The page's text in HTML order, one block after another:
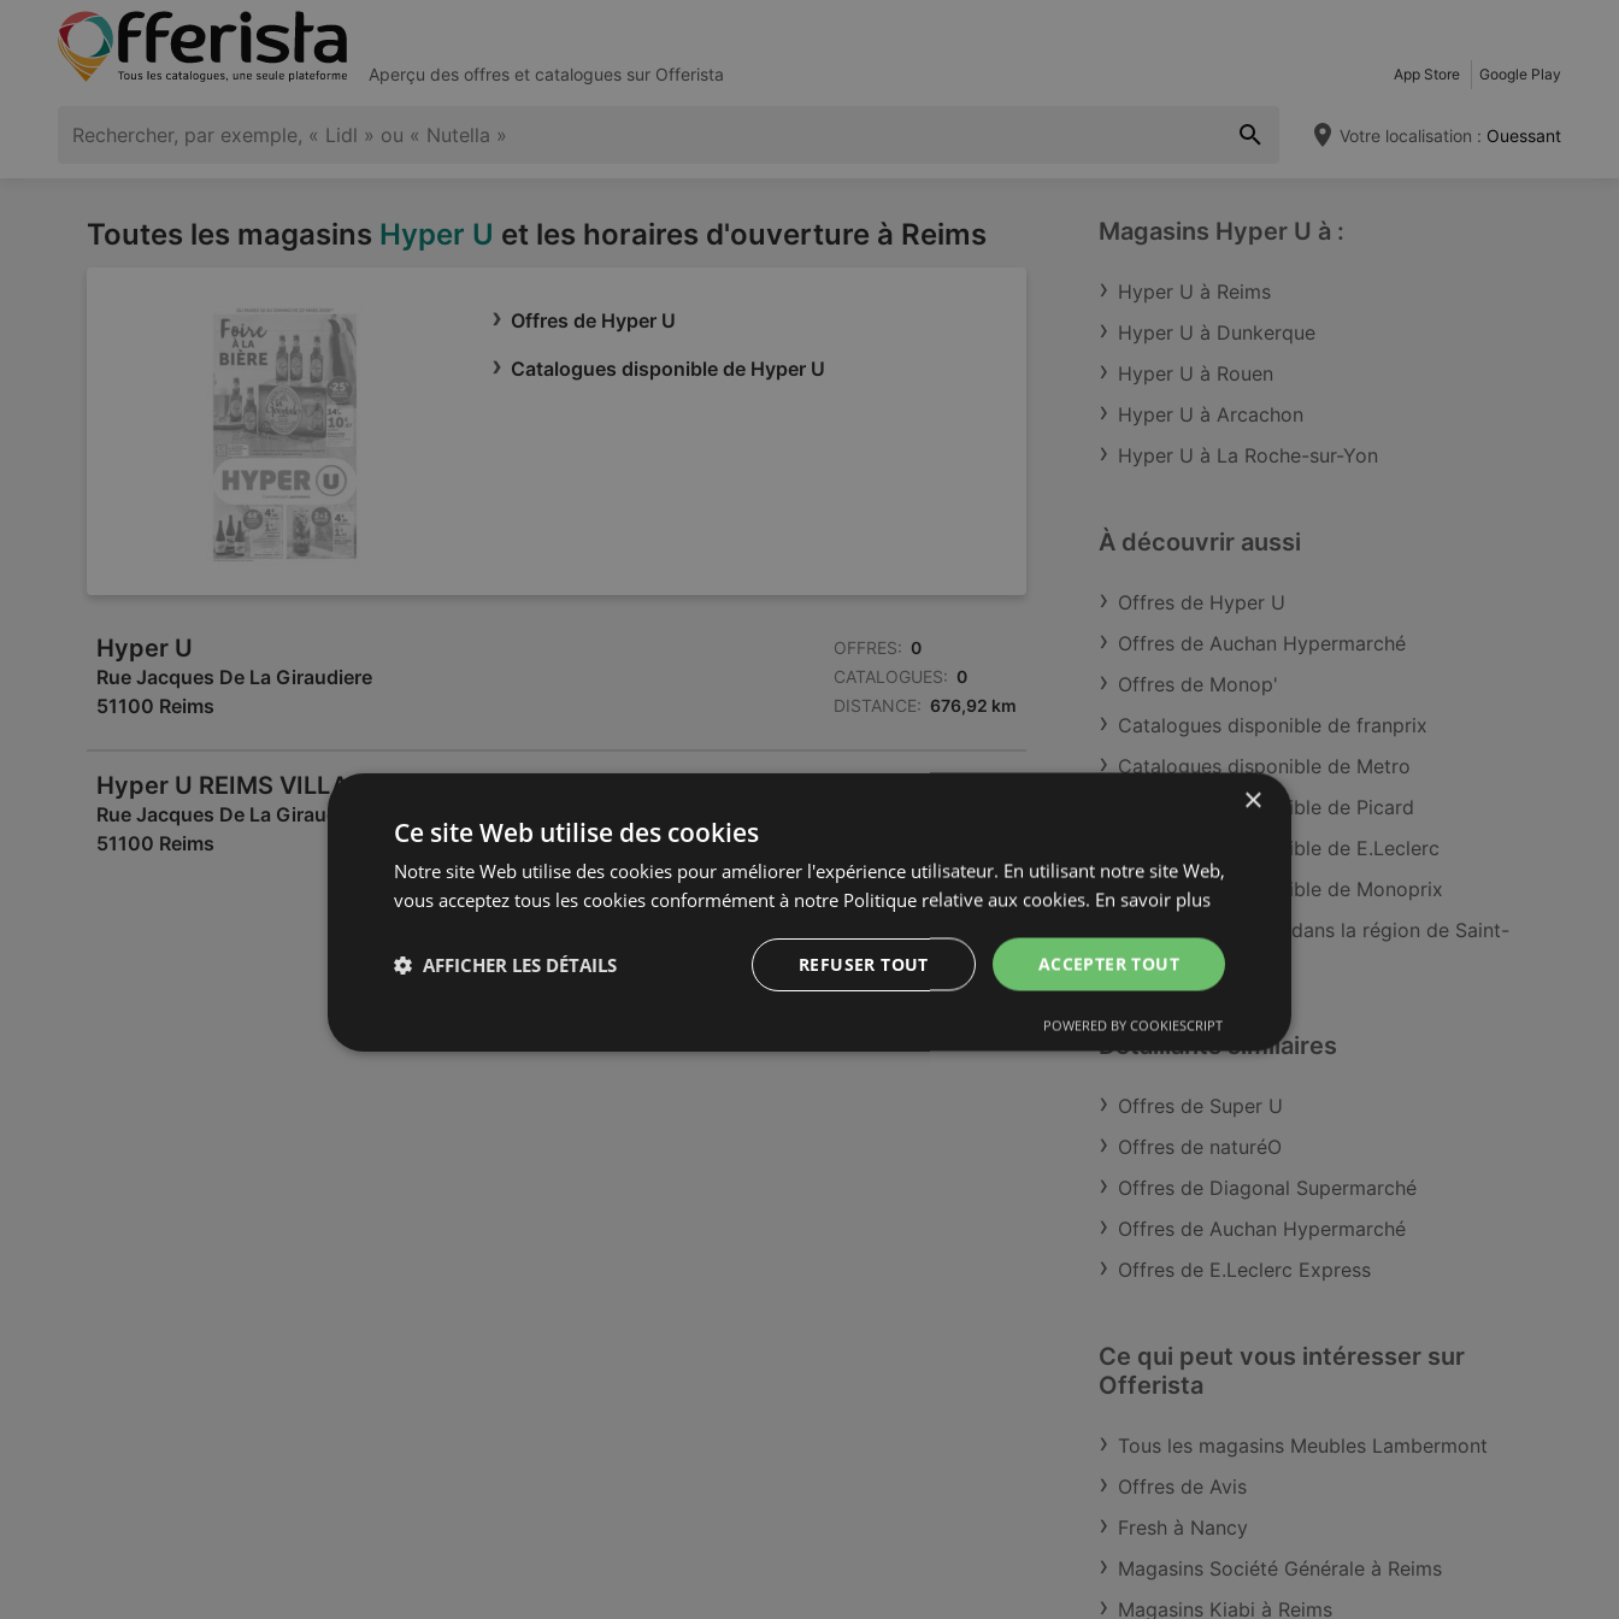
Aperçu des offres et catalogues sur Offerista App Store Google Play
Votre localisation : Ouessant
Toutes les magasins Hyper U et les horaires d'ouverture à Reims
Offres de Hyper U
Catalogues disponible de Hyper U
Hyper U
Rue Jacques De La Giraudiere
51100 Reims
OFFRES: 0
CATALOGUES: 0
DISTANCE: 676,92 km
Hyper U REIMS VILLAGE
Rue Jacques De La Giraudiere
51100 Reims
Magasins Hyper U à :
Hyper U à Reims
Hyper U à Dunkerque
Hyper U à Rouen
Hyper U à Arcachon
Hyper U à La Roche-sur-Yon
À découvrir aussi
Offres de Hyper U
Offres de Auchan Hypermarché
Offres de Monop'
Catalogues disponible de franprix
Catalogues disponible de Metro
Catalogues disponible de Picard
Catalogues disponible de E.Leclerc
Catalogues disponible de Monoprix
Magasins Hyper U dans la région de Saint-
Brieuc
Détaillants similaires
Offres de Super U
Offres de naturéO
Offres de Diagonal Supermarché
Offres de Auchan Hypermarché
Offres de E.Leclerc Express
Ce qui peut vous intéresser sur
Offerista
Tous les magasins Meubles Lambermont
Offres de Avis
Fresh à Nancy
Magasins Société Générale à Reims
Magasins Kiabi à Reims
×
Ce site Web utilise des cookies
Notre site Web utilise des cookies pour améliorer l'expérience utilisateur. En utilisant notre site Web,
vous acceptez tous les cookies conformément à notre Politique relative aux cookies. En savoir plus
ACCEPTER TOUT
REFUSER TOUT
AFFICHER LES DÉTAILS
POWERED BY COOKIESCRIPT